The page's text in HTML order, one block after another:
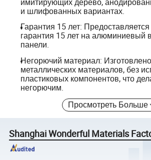
и шлифованных вариантах.
Гарантия 15 лет:
гарантия 15 лет на алюминиевый
панели.
Негорючий материал:
металлических материалов, без
пластиковых компонентов, что
негорючим.
Просмотреть Больше
Shanghai Wonderful Materials